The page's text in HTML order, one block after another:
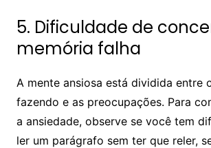
5. Dificuldade de
memória falha
A mente ansiosa está dividida entre
fazendo e as preocupações. Para
a ansiedade, observe se você tem
ler um parágrafo sem ter que reler,